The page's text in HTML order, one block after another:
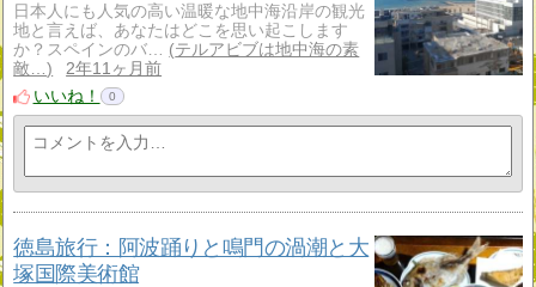
日本人にも人気の高い温暖な地中海沿岸の観光
地と言えば、あなたはどこを思い起こします
か？スペインのバ…
テルアビブは地中海の素
敵…
2年11ヶ月前
いいね！
0
徳島旅行：阿波踊りと鳴門の渦潮と大
塚国際美術館